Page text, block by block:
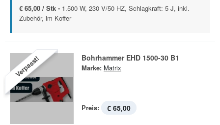
€ 65,00 / Stk - 1.500 W, 230 V/50 HZ, Schlagkraft: 5 J, inkl.
Zubehör, im Koffer
Verpasst! Bohrhammer EHD 1500-30 B1
Marke: Matrix
Preis: € 65,00